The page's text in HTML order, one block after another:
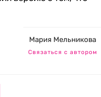
Мария Мельникова
Связаться с автором